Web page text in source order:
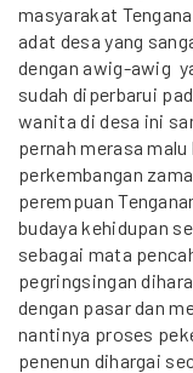
masyarakat
adat desa yang
dengan awig-awig
sudah diperbarui
wanita di desa ini
pernah merasa
perkembangan
perempuan
budaya kehidupan
sebagai mata
pegringsingan
dengan pasar dan
nantinya proses
penenun dihargai